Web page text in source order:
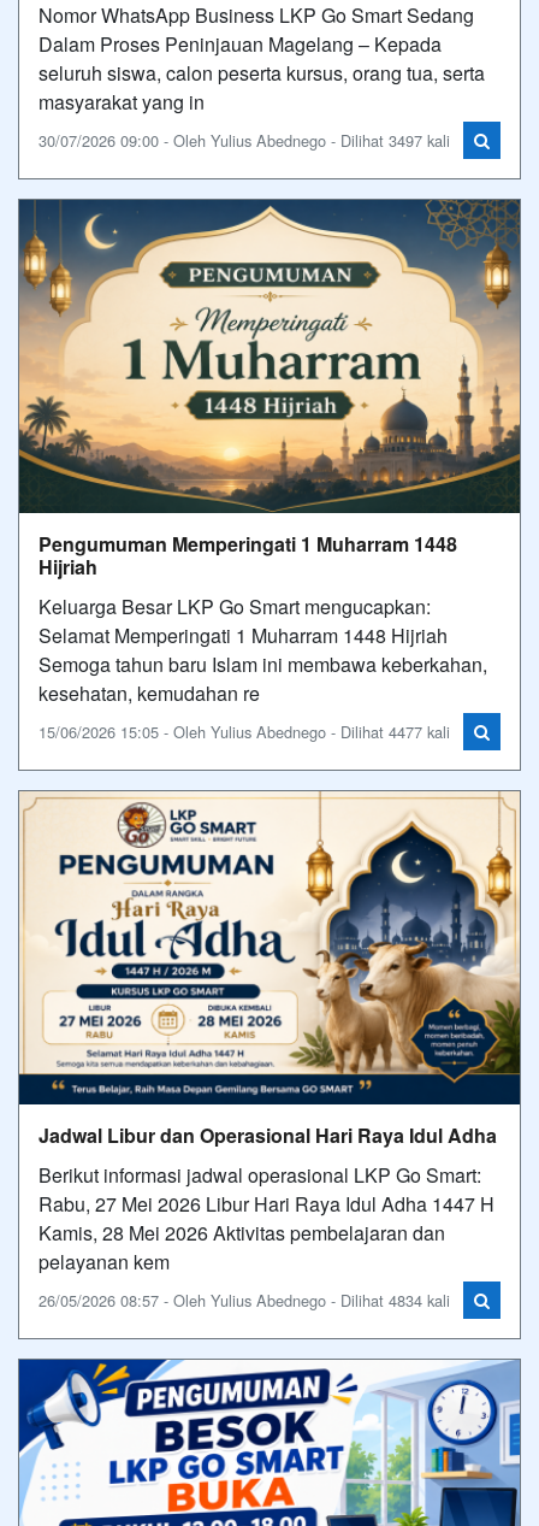
Nomor WhatsApp Business LKP Go Smart Sedang
Dalam Proses Peninjauan Magelang – Kepada
seluruh siswa, calon peserta kursus, orang tua, serta
masyarakat yang in
30/07/2026 09:00 - Oleh Yulius Abednego - Dilihat 3497 kali
Pengumuman Memperingati 1 Muharram 1448
Hijriah
Keluarga Besar LKP Go Smart mengucapkan:
Selamat Memperingati 1 Muharram 1448 Hijriah
Semoga tahun baru Islam ini membawa keberkahan,
kesehatan, kemudahan re
15/06/2026 15:05 - Oleh Yulius Abednego - Dilihat 4477 kali
Jadwal Libur dan Operasional Hari Raya Idul Adha
Berikut informasi jadwal operasional LKP Go Smart:
Rabu, 27 Mei 2026 Libur Hari Raya Idul Adha 1447 H
Kamis, 28 Mei 2026 Aktivitas pembelajaran dan
pelayanan kem
26/05/2026 08:57 - Oleh Yulius Abednego - Dilihat 4834 kali